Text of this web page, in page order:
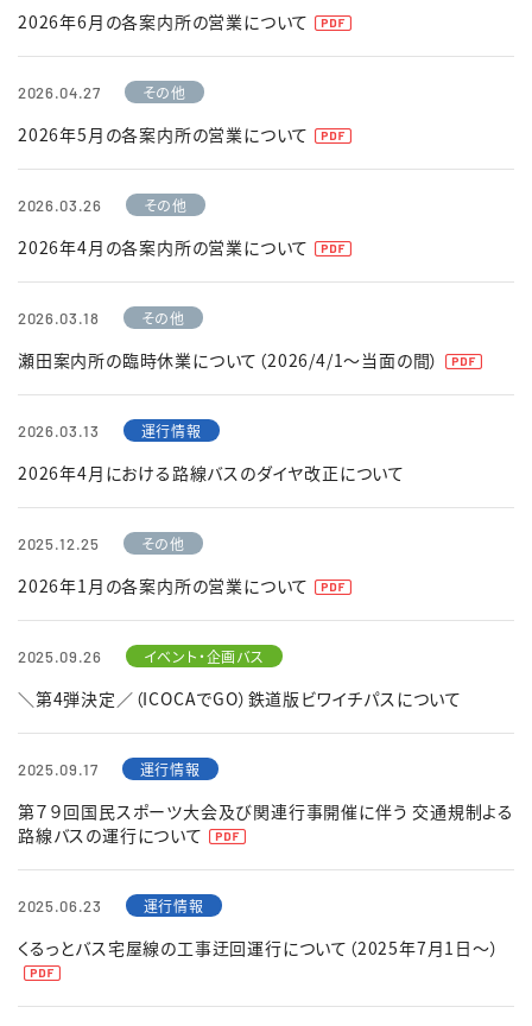
2026年6月の各案内所の営業について
2026.04.27 その他
2026年5月の各案内所の営業について
2026.03.26 その他
2026年4月の各案内所の営業について
2026.03.18 その他
瀬田案内所の臨時休業について（2026/4/1～当面の間）
2026.03.13 運行情報
2026年4月における路線バスのダイヤ改正について
2025.12.25 その他
2026年1月の各案内所の営業について
2025.09.26 イベント・企画バス
＼第4弾決定／（ICOCAでGO）鉄道版ビワイチパスについて
2025.09.17 運行情報
第７９回国民スポーツ大会及び関連行事開催に伴う 交通規制よる
路線バスの運行について
2025.06.23 運行情報
くるっとバス宅屋線の工事迂回運行について（2025年7月1日～）